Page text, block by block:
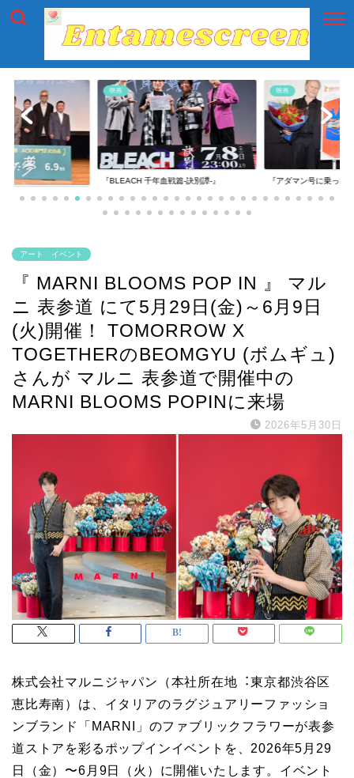
映画
『BLEACH 千年血戦篇-訣別譚-』
映画
『アダマン号に乗って
アート イベント
『 MARNI BLOOMS POP IN 』 マル
ニ 表参道 にて5月29日(金)～6月9日
(火)開催！ TOMORROW X
TOGETHERのBEOMGYU (ボムギュ)
さんが マルニ 表参道で開催中の
MARNI BLOOMS POPINに来場
2026年5月30日
株式会社マルニジャパン（本社所在地︓東京都渋⾕区
恵⽐寿南）は、イタリアのラグジュアリーファッショ
ンブランド「MARNI」のファブリックフラワーが表参
道ストアを彩るポップインイベントを、2026年5⽉29
⽇（⾦）〜6⽉9⽇（⽕）に開催いたします。イベント